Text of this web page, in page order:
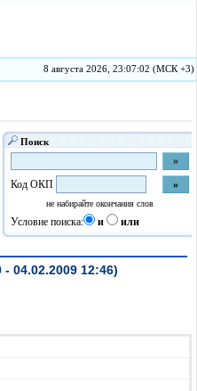
8 августа 2026, 23:07:02 (МСК +3)
Поиск
Код ОКП
не набирайте окончания слов
Условие поиска: и или
04.02.2009 12:46)